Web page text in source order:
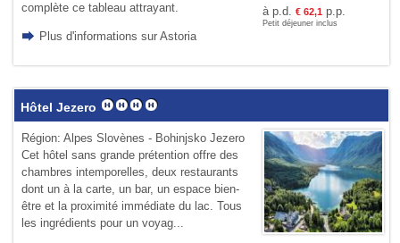
complète ce tableau attrayant.
Plus d'informations sur Astoria
à p.d. € 62,1p.p.
Petit déjeuner inclus
Hôtel Jezero
Région: Alpes Slovènes - Bohinjsko Jezero
Cet hôtel sans grande prétention offre des
chambres intemporelles, deux restaurants
dont un à la carte, un bar, un espace bien-
être et la proximité immédiate du lac. Tous
les ingrédients pour un voyag...